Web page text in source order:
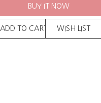
BUY IT NOW
ADD TO CART WISH LIST